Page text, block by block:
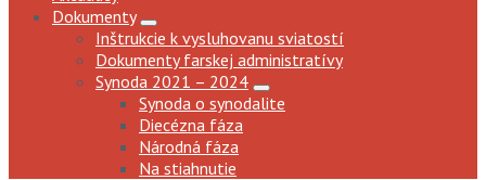
Dokumenty
Inštrukcie k vysluhovanu sviatostí
Dokumenty farskej administratívy
Synoda 2021 – 2024
Synoda o synodalite
Diecézna fáza
Národná fáza
Na stiahnutie